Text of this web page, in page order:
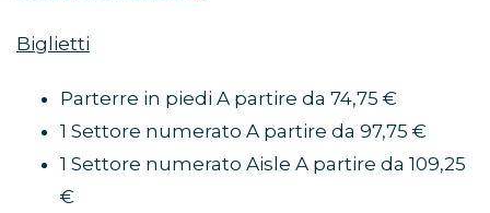
Biglietti
Parterre in piedi A partire da 74,75 €
1 Settore numerato A partire da 97,75 €
1 Settore numerato Aisle A partire da 109,25
€